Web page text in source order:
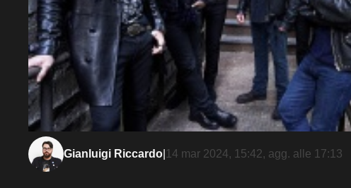
Gianluigi Riccardo 14 mar 2024, 15:42, agg. alle 17:13